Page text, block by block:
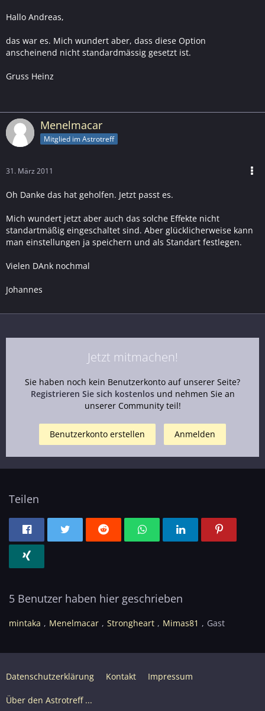
Hallo Andreas,
das war es. Mich wundert aber, dass diese Option
anscheinend nicht standardmässig gesetzt ist.
Gruss Heinz
Menelmacar
Mitglied im Astrotreff
31. März 2011
Oh Danke das hat geholfen. Jetzt passt es.
Mich wundert jetzt aber auch das solche Effekte nicht
standartmäßig eingeschaltet sind. Aber glücklicherweise kann
man einstellungen ja speichern und als Standart festlegen.
Vielen DAnk nochmal
Johannes
Jetzt mitmachen!
Sie haben noch kein Benutzerkonto auf unserer Seite?
Registrieren Sie sich kostenlosund nehmen Sie an
unserer Community teil!
Benutzerkonto erstellen Anmelden
Teilen
5 Benutzer haben hier geschrieben
mintaka Menelmacar Strongheart Mimas81 Gast
Datenschutzerklärung Kontakt Impressum
Über den Astrotreff ...